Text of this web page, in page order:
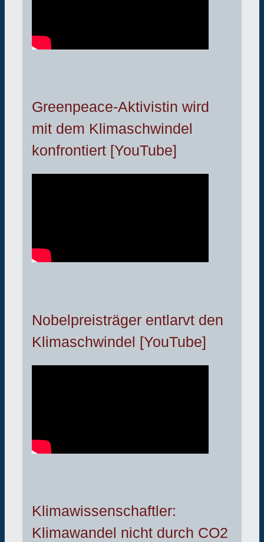
Greenpeace-Aktivistin wird
mit dem Klimaschwindel
konfrontiert [YouTube]
Nobelpreisträger entlarvt den
Klimaschwindel [YouTube]
Klimawissenschaftler:
Klimawandel nicht durch CO2